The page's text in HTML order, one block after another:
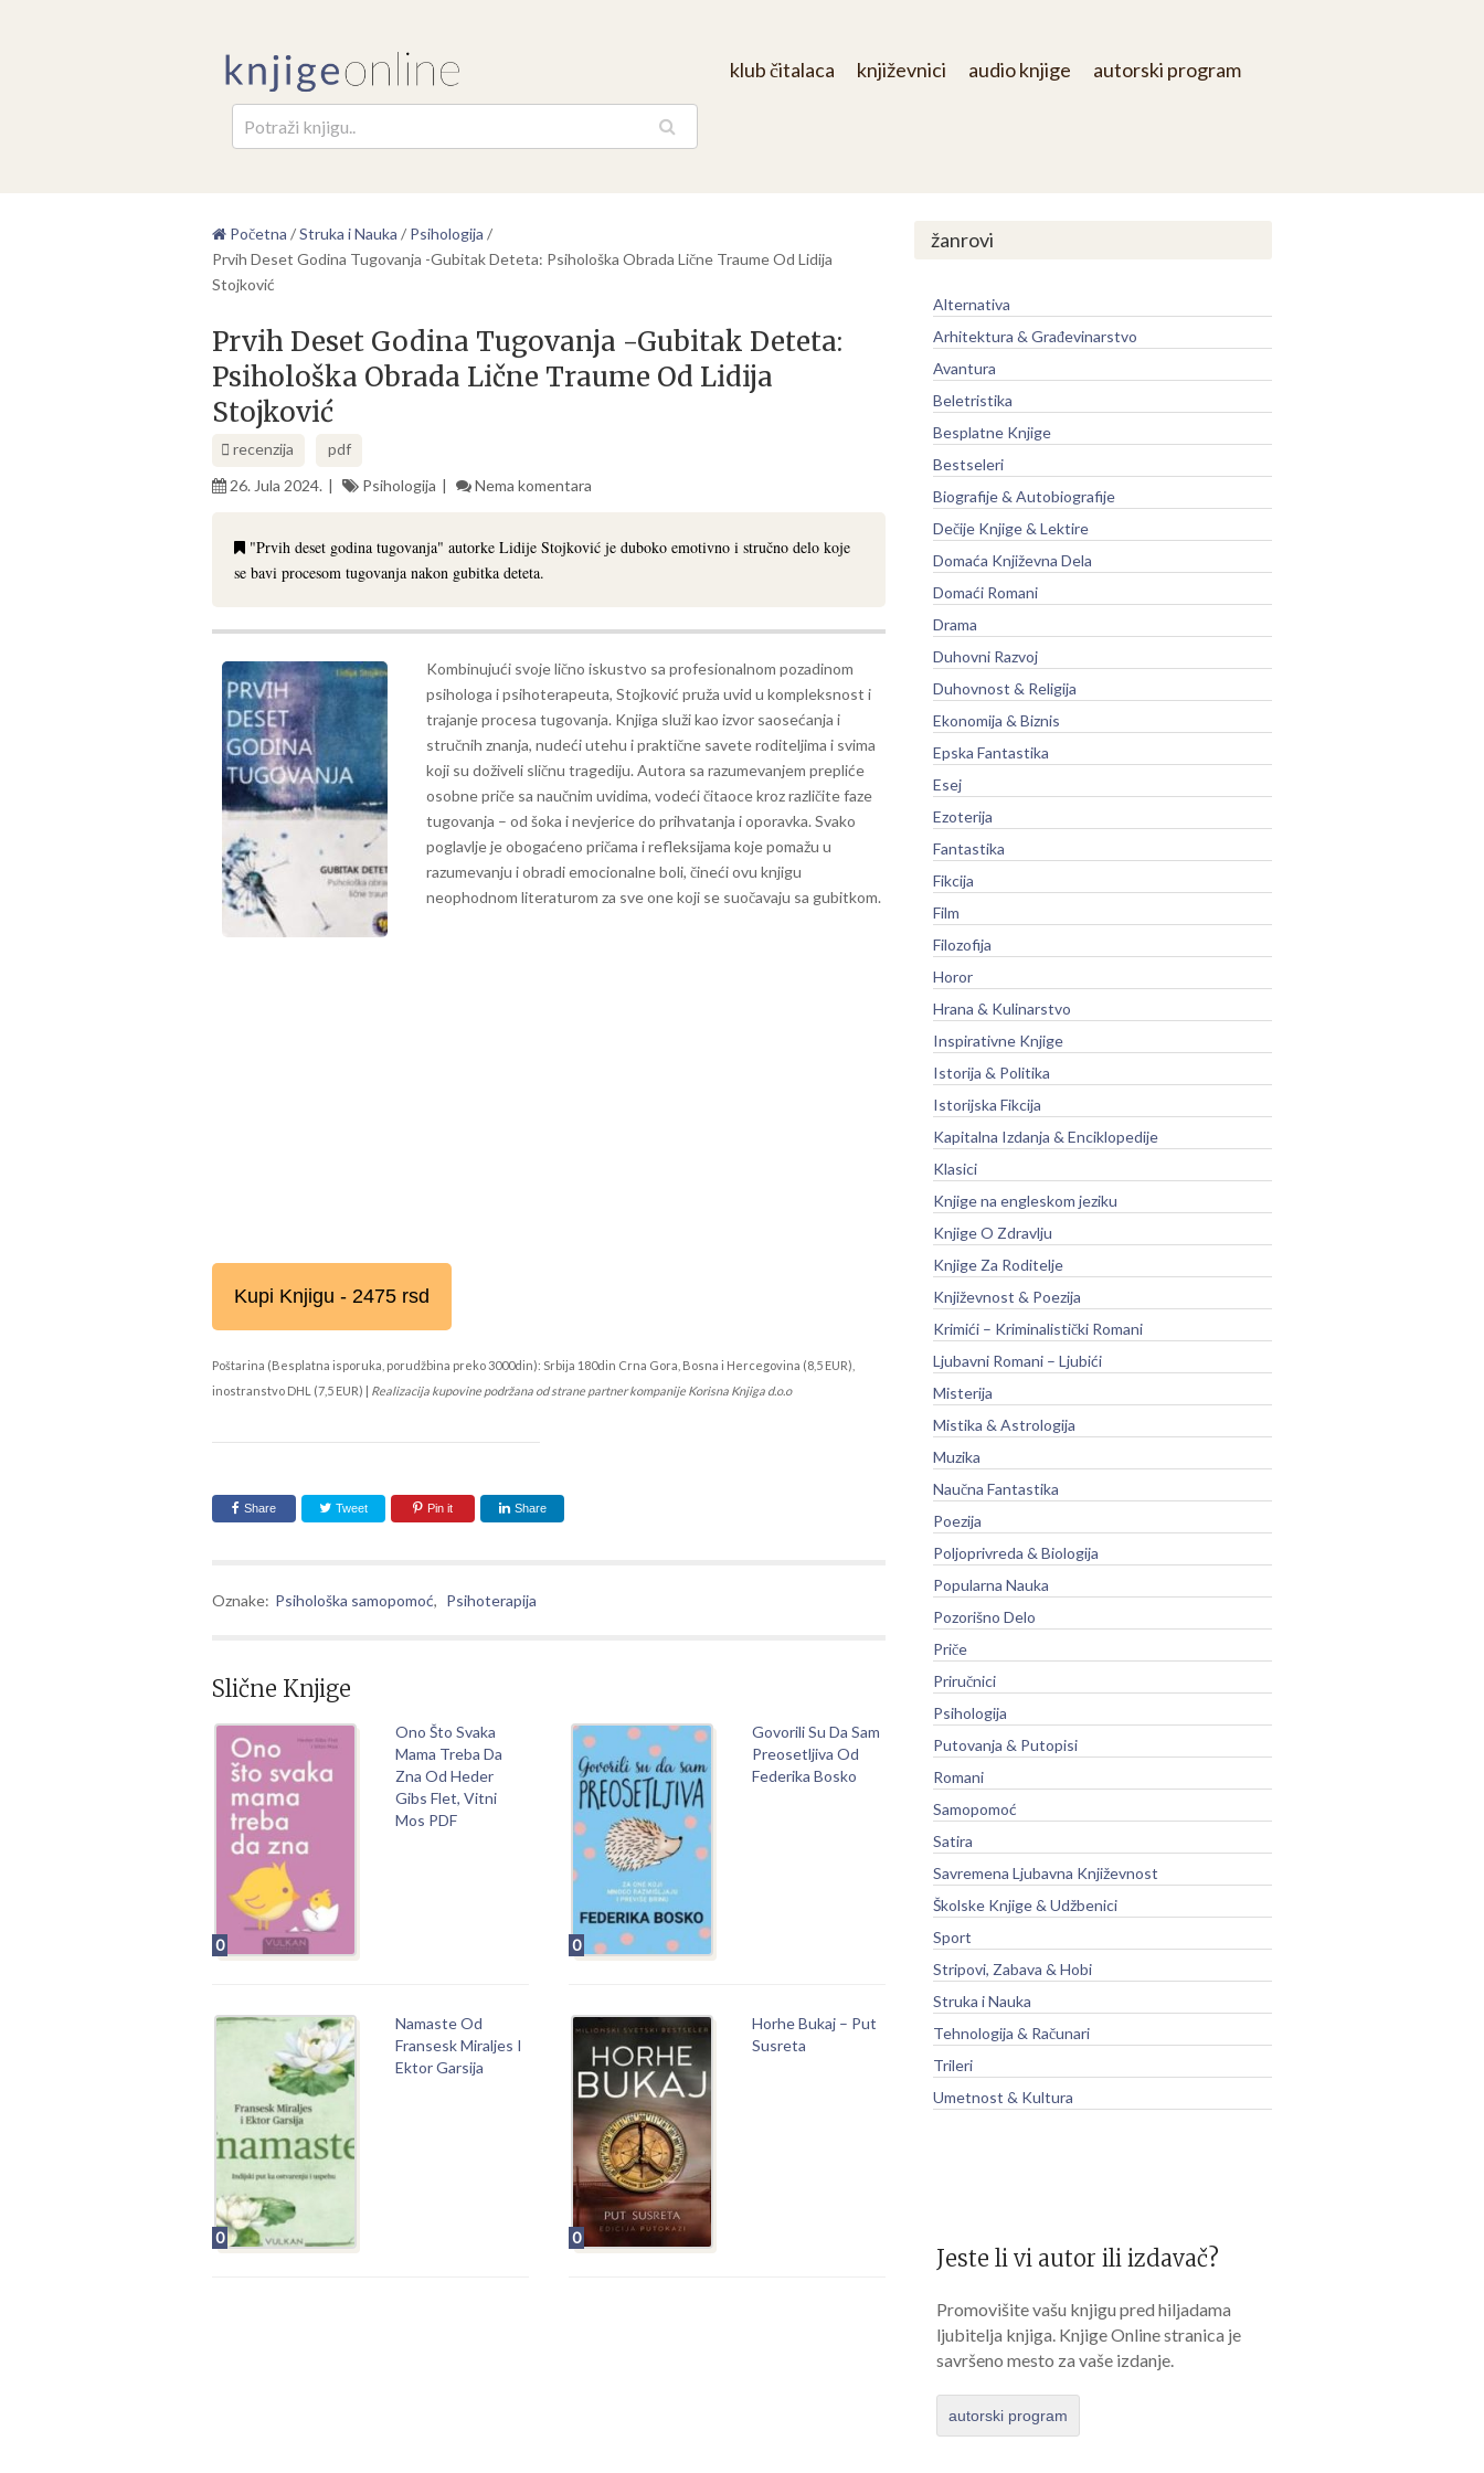
klub čitalaca književnici audio knjige autorski program
Početna /Struka i Nauka / Psihologija /
Prvih Deset Godina Tugovanja -Gubitak Deteta: Psihološka Obrada Lične Traume Od Lidija
Stojković
Prvih Deset Godina Tugovanja -Gubitak Deteta:
Psihološka Obrada Lične Traume Od Lidija
Stojković
recenzija
pdf
26. Jula 2024.
Psihologija Nema komentara
"Prvih deset godina tugovanja" autorke Lidije Stojković je duboko emotivno i stručno delo koje
se bavi procesom tugovanja nakon gubitka deteta.
Kombinujući svoje lično iskustvo sa profesionalnom pozadinom
psihologa i psihoterapeuta, Stojković pruža uvid u kompleksnost i
trajanje procesa tugovanja. Knjiga služi kao izvor saosećanja i
stručnih znanja, nudeći utehu i praktične savete roditeljima i svima
koji su doživeli sličnu tragediju. Autora sa razumevanjem prepliće
osobne priče sa naučnim uvidima, vodeći čitaoce kroz različite faze
tugovanja – od šoka i nevjerice do prihvatanja i oporavka. Svako
poglavlje je obogaćeno pričama i refleksijama koje pomažu u
razumevanju i obradi emocionalne boli, čineći ovu knjigu
neophodnom literaturom za sve one koji se suočavaju sa gubitkom.
Kupi Knjigu - 2475 rsd
Poštarina (Besplatna isporuka, porudžbina preko 3000din): Srbija 180din Crna Gora, Bosna i Hercegovina (8,5 EUR),
inostranstvo DHL (7,5 EUR) | Realizacija kupovine podržana od strane partner kompanije Korisna Knjiga d.o.o
Share Tweet Pin it Share
Oznake: Psihološka samopomoć, Psihoterapija
Slične Knjige
0
Ono Što Svaka
Mama Treba Da
Zna Od Heder
Gibs Flet, Vitni
Mos PDF
0
Govorili Su Da Sam
Preosetljiva Od
Federika Bosko
0
Namaste Od
Fransesk Miraljes I
Ektor Garsija
0
Horhe Bukaj – Put
Susreta
žanrovi
Alternativa
Arhitektura & Građevinarstvo
Avantura
Beletristika
Besplatne Knjige
Bestseleri
Biografije & Autobiografije
Dečije Knjige & Lektire
Domaća Književna Dela
Domaći Romani
Drama
Duhovni Razvoj
Duhovnost & Religija
Ekonomija & Biznis
Epska Fantastika
Esej
Ezoterija
Fantastika
Fikcija
Film
Filozofija
Horor
Hrana & Kulinarstvo
Inspirativne Knjige
Istorija & Politika
Istorijska Fikcija
Kapitalna Izdanja & Enciklopedije
Klasici
Knjige na engleskom jeziku
Knjige O Zdravlju
Knjige Za Roditelje
Književnost & Poezija
Krimići – Kriminalistički Romani
Ljubavni Romani – Ljubići
Misterija
Mistika & Astrologija
Muzika
Naučna Fantastika
Poezija
Poljoprivreda & Biologija
Popularna Nauka
Pozorišno Delo
Priče
Priručnici
Psihologija
Putovanja & Putopisi
Romani
Samopomoć
Satira
Savremena Ljubavna Književnost
Školske Knjige & Udžbenici
Sport
Stripovi, Zabava & Hobi
Struka i Nauka
Tehnologija & Računari
Trileri
Umetnost & Kultura
Jeste li vi autor ili izdavač?
Promovišite vašu knjigu pred hiljadama
ljubitelja knjiga. Knjige Online stranica je
savršeno mesto za vaše izdanje.
autorski program